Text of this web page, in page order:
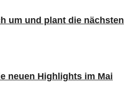
um und plant die nächsten
neuen Highlights im Mai